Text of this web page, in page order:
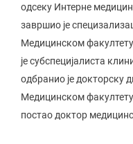
одсеку Интерне
завршио је
Медицинском
је субспецијалиста
одбранио је докторску
Медицинском
постао доктор